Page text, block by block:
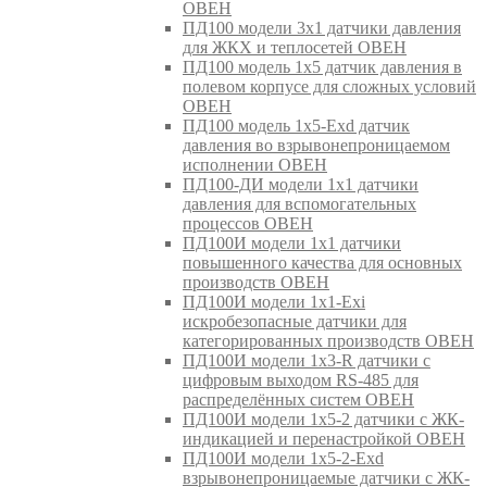
ОВЕН
ПД100 модели 3х1 датчики давления
для ЖКХ и теплосетей ОВЕН
ПД100 модель 1х5 датчик давления в
полевом корпусе для сложных условий
ОВЕН
ПД100 модель 1х5-Exd датчик
давления во взрывонепроницаемом
исполнении ОВЕН
ПД100-ДИ модели 1х1 датчики
давления для вспомогательных
процессов ОВЕН
ПД100И модели 1х1 датчики
повышенного качества для основных
производств ОВЕН
ПД100И модели 1х1-Exi
искробезопасные датчики для
категорированных производств ОВЕН
ПД100И модели 1х3-R датчики с
цифровым выходом RS-485 для
распределённых систем ОВЕН
ПД100И модели 1х5-2 датчики с ЖК-
индикацией и перенастройкой ОВЕН
ПД100И модели 1х5-2-Exd
взрывонепроницаемые датчики с ЖК-